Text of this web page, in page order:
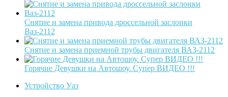
Снятие и замена привода дроссельной заслонки
Ваз-2112
Снятие и замена приемной трубы двигателя ВАЗ-2112
Горячие Девушки на Автошоу. Супер ВИДЕО !!!
Устройство Уаз